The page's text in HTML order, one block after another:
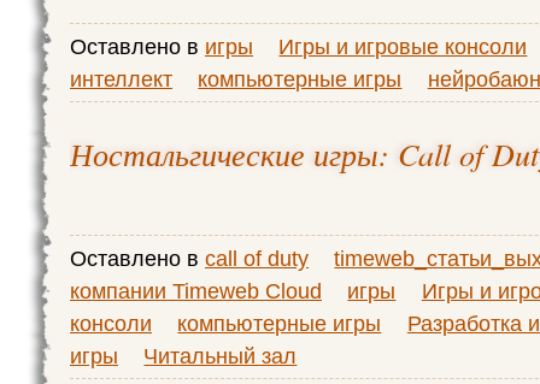
Оставлено в игры
Игры и игровые консоли
интеллект
компьютерные игры нейробаюн
Ностальгические игры: Call of
Оставлено в call of duty
компании Timeweb Cloud
игры
Игры и
консоли
компьютерные игры
Разработка
игры
Читальный зал